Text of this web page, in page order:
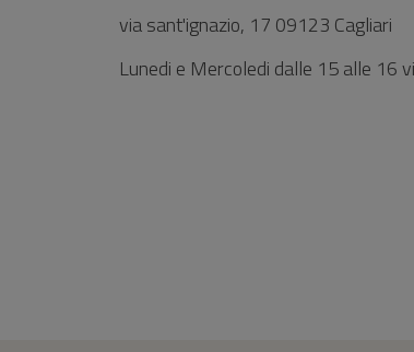
via sant'ignazio, 17 09123 Cagliari
Lunedi e Mercoledi dalle 15 alle 16